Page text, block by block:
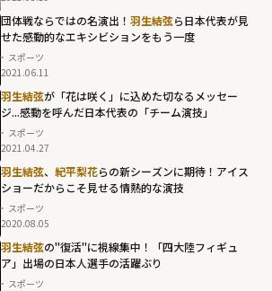
団体戦ならではの名演出！ 羽生結弦ら日本代表が見
せた感動的なエキシビションをもう一度
スポーツ
2021.06.11
羽生結弦が「花は咲く」に込めた切なるメッセー
ジ...感動を呼んだ日本代表の「チーム演技」
スポーツ
2021.04.27
羽生結弦、 紀平梨花らの新シーズンに期待！アイス
ショーだからこそ見せる情熱的な演技
スポーツ
2020.08.05
羽生結弦の"復活"に視線集中！「四大陸フィギュ
ア」出場の日本人選手の活躍ぶり
スポーツ